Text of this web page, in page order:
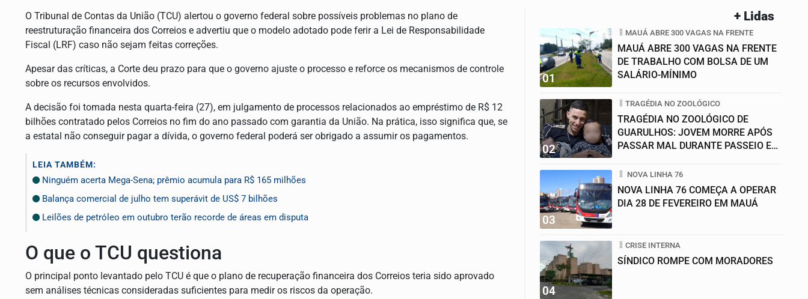
O Tribunal de Contas da União (TCU) alertou o governo federal sobre possíveis problemas no plano de
reestruturação financeira dos Correios e advertiu que o modelo adotado pode ferir a Lei de Responsabilidade
Fiscal (LRF) caso não sejam feitas correções.
Apesar das críticas, a Corte deu prazo para que o governo ajuste o processo e reforce os mecanismos de controle
sobre os recursos envolvidos.
A decisão foi tomada nesta quarta-feira (27), em julgamento de processos relacionados ao empréstimo de R$ 12
bilhões contratado pelos Correios no fim do ano passado com garantia da União. Na prática, isso significa que, se
a estatal não conseguir pagar a dívida, o governo federal poderá ser obrigado a assumir os pagamentos.
LEIA TAMBÉM:
Ninguém acerta Mega-Sena; prêmio acumula para R$ 165 milhões
Balança comercial de julho tem superávit de US$ 7 bilhões
Leilões de petróleo em outubro terão recorde de áreas em disputa
O que o TCU questiona
O principal ponto levantado pelo TCU é que o plano de recuperação financeira dos Correios teria sido aprovado
sem análises técnicas consideradas suficientes para medir os riscos da operação.
+ Lidas
01
MAUÁ ABRE 300 VAGAS NA FRENTE
MAUÁ ABRE 300 VAGAS NA FRENTE
DE TRABALHO COM BOLSA DE UM
SALÁRIO-MÍNIMO
02
TRAGÉDIA NO ZOOLÓGICO
TRAGÉDIA NO ZOOLÓGICO DE
GUARULHOS: JOVEM MORRE APÓS
PASSAR MAL DURANTE PASSEIO EM
03
NOVA LINHA 76
NOVA LINHA 76 COMEÇA A OPERAR
DIA 28 DE FEVEREIRO EM MAUÁ
04
CRISE INTERNA
SÍNDICO ROMPE COM MORADORES